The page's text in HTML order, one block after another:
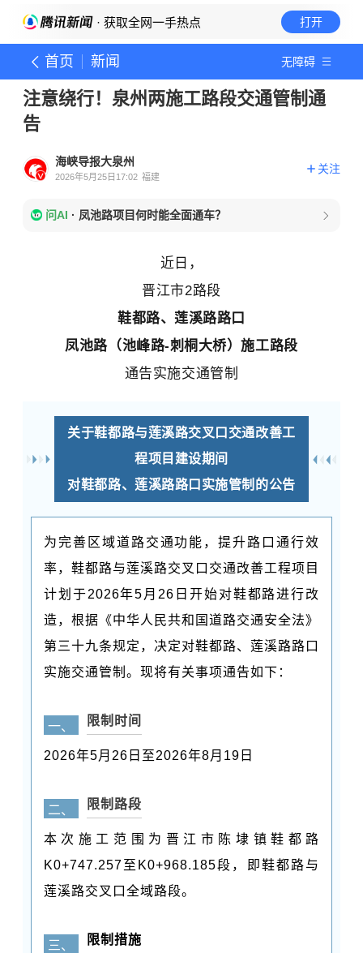
· 获取全网一手热点 打开
首页 新闻 无障碍
注意绕行！泉州两施工路段交通管制通
告
海峡导报大泉州
2026年5月25日17:02 福建
关注
问AI · 凤池路项目何时能全面通车？
近日，
晋江市2路段
鞋都路、莲溪路路口
凤池路（池峰路-刺桐大桥）施工路段
通告实施交通管制
关于鞋都路与莲溪路交叉口交通改善工
程项目建设期间
对鞋都路、莲溪路路口实施管制的公告
为完善区域道路交通功能，提升路口通行效
率，鞋都路与莲溪路交叉口交通改善工程项目
计划于2026年5月26日开始对鞋都路进行改
造，根据《中华人民共和国道路交通安全法》
第三十九条规定，决定对鞋都路、莲溪路路口
实施交通管制。现将有关事项通告如下：
一、 限制时间
2026年5月26日至2026年8月19日
二、 限制路段
本次施工范围为晋江市陈埭镇鞋都路
K0+747.257至K0+968.185段，即鞋都路与
莲溪路交叉口全域路段。
三、 限制措施